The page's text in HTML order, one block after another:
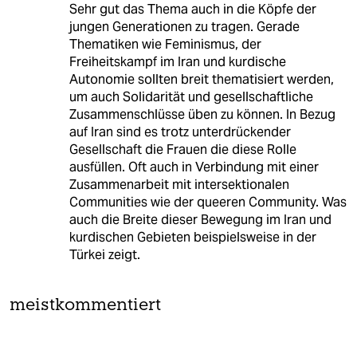
Sehr gut das Thema auch in die Köpfe der
jungen Generationen zu tragen. Gerade
Thematiken wie Feminismus, der
Freiheitskampf im Iran und kurdische
Autonomie sollten breit thematisiert werden,
um auch Solidarität und gesellschaftliche
Zusammenschlüsse üben zu können. In Bezug
auf Iran sind es trotz unterdrückender
Gesellschaft die Frauen die diese Rolle
ausfüllen. Oft auch in Verbindung mit einer
Zusammenarbeit mit intersektionalen
Communities wie der queeren Community. Was
auch die Breite dieser Bewegung im Iran und
kurdischen Gebieten beispielsweise in der
Türkei zeigt.
meistkommentiert